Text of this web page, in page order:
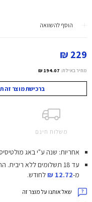
הוסף להשוואה
229 ₪
מחיר באילת: 194.07 ₪
ברכישת מוצר זה תוכלו
משלוח חינם
אחריות: שנה ע"י באג
עד 18 תשלומים ללא ריבית.
מ-12.72 ₪ לחודש.
שאל אותנו על מוצר זה